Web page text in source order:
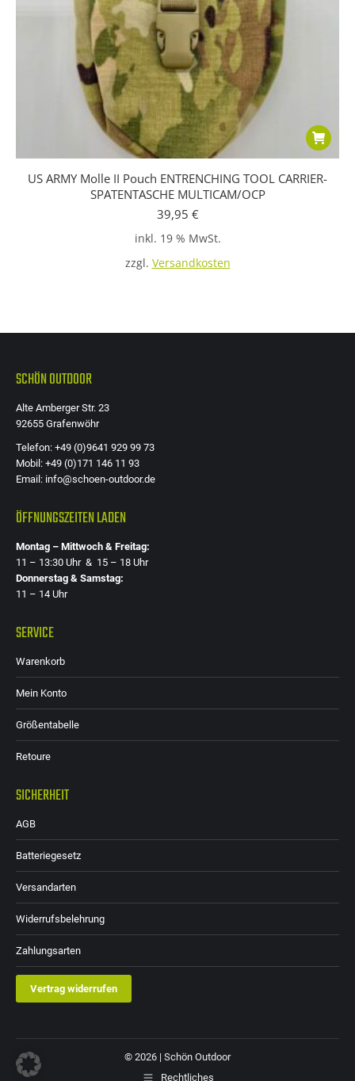
US ARMY Molle II Pouch ENTRENCHING TOOL CARRIER-
SPATENTASCHE MULTICAM/OCP
39,95 €
inkl. 19 % MwSt.
zzgl. Versandkosten
SCHÖN OUTDOOR
Alte Amberger Str. 23
92655 Grafenwöhr
Telefon: +49 (0)9641 929 99 73
Mobil: +49 (0)171 146 11 93
Email: info@schoen-outdoor.de
ÖFFNUNGSZEITEN LADEN
Montag – Mittwoch & Freitag:
11 – 13:30 Uhr & 15 – 18 Uhr
Donnerstag & Samstag:
11 – 14 Uhr
SERVICE
Warenkorb
Mein Konto
Größentabelle
Retoure
SICHERHEIT
AGB
Batteriegesetz
Versandarten
Widerrufsbelehrung
Zahlungsarten
Vertrag widerrufen
© 2026 | Schön Outdoor
Rechtliches